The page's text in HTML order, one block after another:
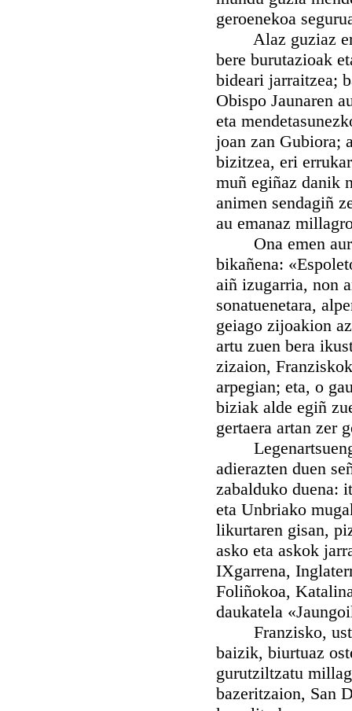
geroenekoa
Alaz guziaz ere,
bere burutazioak
bideari jarraitzea;
Obispo Jaunaren
eta
joan zan Gubiora;
bizitzea, eri
muñ egiñaz danik
animen sendagiñ
au emanaz
Ona emen
bikañena:
aiñ izugarria, non
sonatuenetara,
geiago zijoakion
artu zuen bera
zizaion,
arpegian; eta, o
biziak alde egiñ
gertaera artan zer
adierazten duen
zabalduko duena:
eta Unbriako
likurtaren gisan,
asko eta askok
IXgarrena,
Foliñokoa,
daukatela
Franzisko, uste
baizik, biurtuaz
gurutziltzatu
bazeritzaion, San